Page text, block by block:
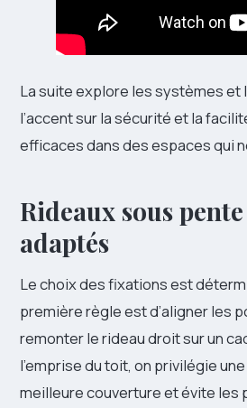
La suite explore les systèmes
l’accent sur la sécurité et la
efficaces dans des espaces qui
Rideaux sous
adaptés
Le choix des fixations est
première règle est d’aligner les
remonter le rideau droit sur un
l’emprise du toit, on privilégie une
meilleure couverture et évite les